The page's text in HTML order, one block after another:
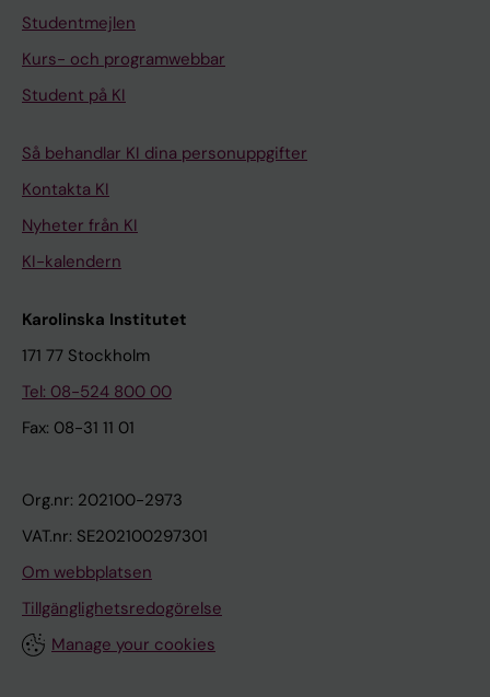
Studentmejlen
Kurs- och programwebbar
Student på KI
Så behandlar KI dina personuppgifter
Kontakta KI
Nyheter från KI
KI-kalendern
Karolinska Institutet
171 77 Stockholm
Tel: 08-524 800 00
Fax: 08-31 11 01
Org.nr: 202100-2973
VAT.nr: SE202100297301
Om webbplatsen
Tillgänglighetsredogörelse
Manage your cookies